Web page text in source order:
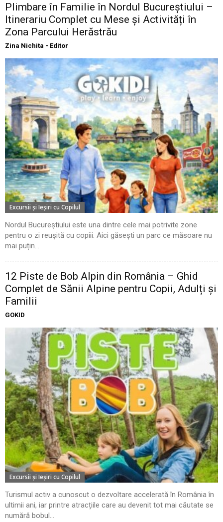
Plimbare în Familie în Nordul Bucureștiului –
Itinerariu Complet cu Mese și Activități în
Zona Parcului Herăstrău
Zina Nichita - Editor
Excursii şi Ieşiri cu Copilul
Nordul Bucureștiului este una dintre cele mai potrivite zone
pentru o zi reușită cu copiii. Aici găsești un parc ce măsoare nu
mai puțin...
12 Piste de Bob Alpin din România – Ghid
Complet de Sănii Alpine pentru Copii, Adulți și
Familii
GOKID
Excursii şi Ieşiri cu Copilul
Turismul activ a cunoscut o dezvoltare accelerată în România în
ultimii ani, iar printre atracțiile care au devenit tot mai căutate se
numără bobul...